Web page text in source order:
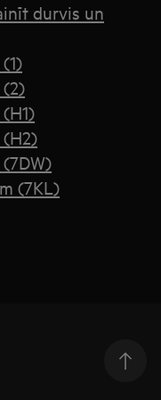
durvis un
(7KL)